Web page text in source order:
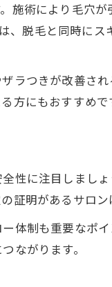
サポート
法とは
を解説
果を解説
肌プラン
施術により毛穴
、脱毛と同時に
ラつきが改善さ
方にもおすすめで
に注目しまし
明があるサロン
体制も重要なポ
ながります。